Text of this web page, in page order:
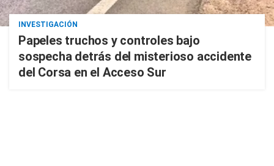
INVESTIGACIÓN
Papeles truchos y controles bajo
sospecha detrás del misterioso accidente
del Corsa en el Acceso Sur